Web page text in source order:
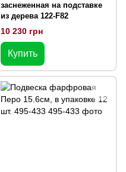
заснеженная на подставке
из дерева 122-F82
10 230 грн
Купить